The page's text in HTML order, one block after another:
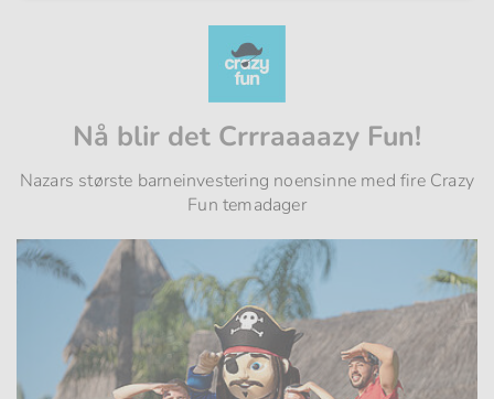
Nå blir det Crrraaaazy Fun!
Nazars største barneinvestering noensinne med fire Crazy
Fun temadager